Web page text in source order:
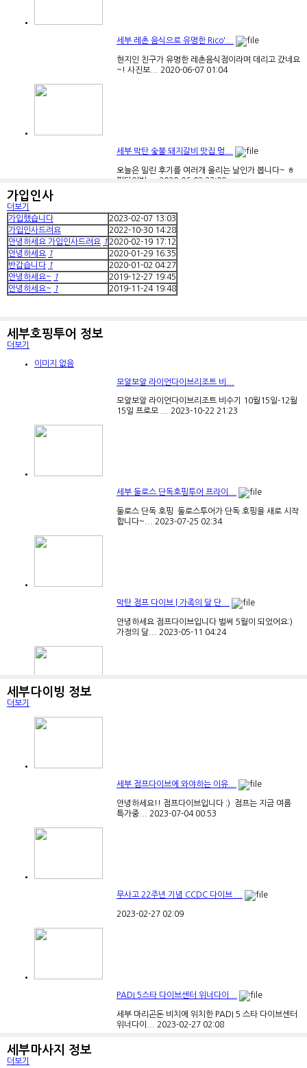
리조트...2020-05-19 13:26
세부 레촌 음식으로 유명한 Rico'...
현지인 친구가 유명한 레촌음식점이라며 데리고 갔네요
~! 사진보... 2020-06-07 01:04
세부 막탄 숯불 돼지갈비 맛집 멍...
오늘은 밀린 후기를 여러개 올리는 날인가 봅니다~ ㅎ
펀다이빙 ... 2020-06-02 23:09
막탄 GG블루
전갠적으로세부를여행삼아 많이놀러왔어요^^ 지
금은2달살...2020-05-08
있어요ㅎ ... 2020-02-10 01:41
가입인사
더보기
가입했습니다
2023-02-07 13:03
가입인사드려요
2022-10-30 14:28
안녕하세요 가입인사드려요 1 2020-02-19 17:12
안녕하세요 1 2020-01-29 16:35
반갑습니다 1 2020-01-02 04:27
안녕하세요~ 1 2019-12-27 19:45
안녕하세요~ 1 2019-11-24 19:48
세부호핑투어 정보
더보기
이미지 없음
모알보알 라이언다이브리조트 비...
모알보알 라이언다이브리조트 비수기 10월15일-12월
15일 프로모 ... 2023-10-22 21:23
세부 둘로스 단독호핑투어 프라이...
둘로스 단독 호핑 ​ 둘로스투어가 단독 호핑을 새로 시작
합니다~... 2023-07-25 02:34
막탄 점프 다이브 | 가족의 달 단...
안녕하세요 점프다이브입니다 ​벌써 5월이 되었어요:)
가정의 달... 2023-05-11 04:24
세부다이빙 정보
더보기
세부 점프다이브에 와야하는 이유...
​안녕하세요!! 점프다이브입니다 :) ​​ 점프는 지금 여름
특가중... 2023-07-04 00:53
무사고 22주년 기념 CCDC 다이브 ...
2023-02-27 02:09
PADI 5스타 다이브센터 위너다이...
세부 마리곤돈 비치에 위치한 PADI 5 스타 다이브센터
위너다이... 2023-02-27 02:08
세부마사지 정보
더보기